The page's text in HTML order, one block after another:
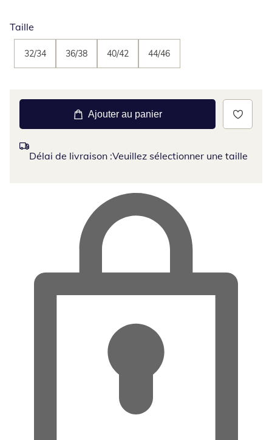
Taille
32/34 36/38 40/42 44/46
Ajouter au panier
Délai de livraison :Veuillez sélectionner une taille